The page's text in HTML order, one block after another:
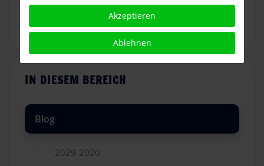
Heide Park Flyer 2019
IN DIESEM BEREICH
Blog
2029-2020
Akzeptieren
Ablehnen